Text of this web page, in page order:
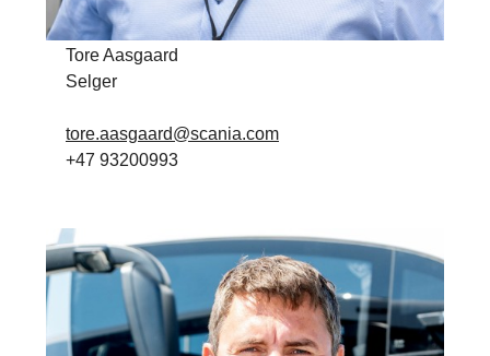
Tore Aasgaard
Selger
tore.aasgaard@scania.com
+47 93200993